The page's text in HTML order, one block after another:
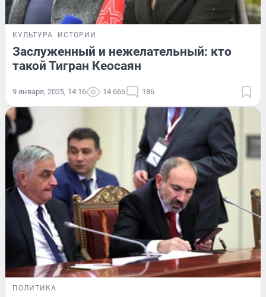
КУЛЬТУРА ИСТОРИИ
Заслуженный и нежелательный: кто
такой Тигран Кеосаян
9 января, 2025, 14:16 14 666 186
ПОЛИТИКА